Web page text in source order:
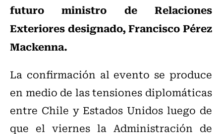
futuro ministro de Relaciones
Exteriores designado, Francisco Pérez
Mackenna.
La confirmación al evento se produce
en medio de las tensiones diplomáticas
entre Chile y Estados Unidos luego de
que el viernes la Administración de